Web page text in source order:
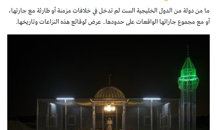
ما من دولة من الدول الخليجية الست لم تدخل في خلافات مزمنة أو طارئة مع جارتها،
أو مع مجموع جاراتها الواقعات على حدودها.. عرض لوقائع هذه النزاعات وتاريخها.